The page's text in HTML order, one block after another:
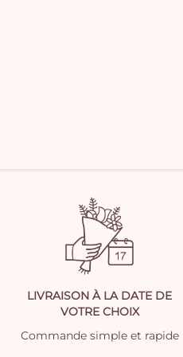
LIVRAISON À LA DATE DE
VOTRE CHOIX
Commande simple et rapide